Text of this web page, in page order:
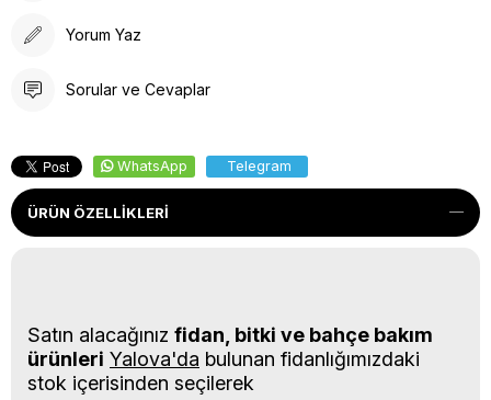
Yorum Yaz
Sorular ve Cevaplar
WhatsApp Telegram
ÜRÜN ÖZELLIKLERI
Satın alacağınız fidan, bitki ve bahçe bakım
ürünleri Yalova'da bulunan fidanlığımızdaki
stok içerisinden seçilerek